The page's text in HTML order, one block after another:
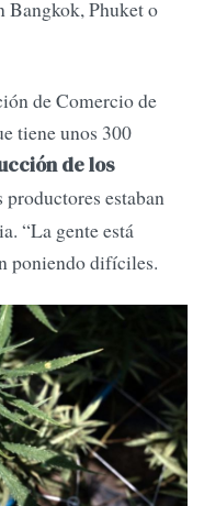
Bangkok, Phuket o
de Comercio de
tiene unos 300
de los
productores estaban
“La gente está
poniendo difíciles.